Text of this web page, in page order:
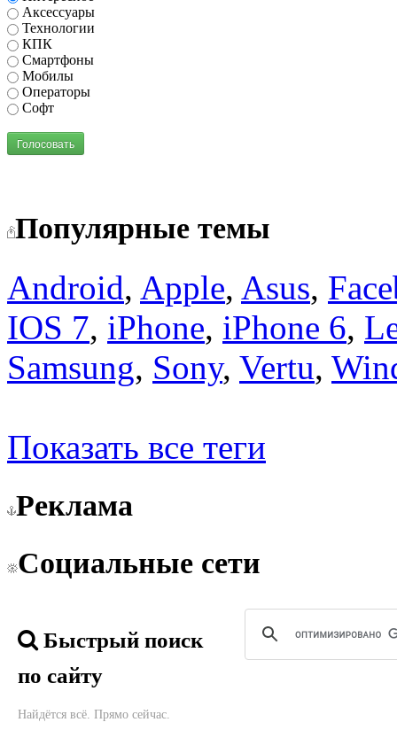
Аксессуары
Технологии
КПК
Смартфоны
Мобилы
Операторы
Софт
Голосовать
Популярные темы
Android, Apple, Asus,
IOS 7, iPhone, iPhone 6,
Samsung, Sony, Vertu,
Показать все теги
Реклама
Социальные сети
Быстрый поиск
по сайту
Найдётся всё. Прямо сейчас.